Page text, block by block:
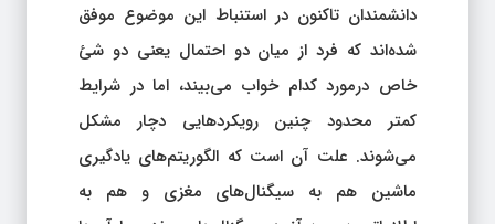
دانشمندان تاکنون در استنباط این موضوع موفق
شده‌اند که فرد از میان دو احتمال یعنی دو شیٔ
خاص درمورد کدام خواب می‌بیند، اما در شرایط
کمتر محدود چنین رویکردهایی دچار مشکل
می‌شوند. علت آن است که الگوریتم‌های یادگیری
ماشین هم به سیگنال‌های مغزی و هم به